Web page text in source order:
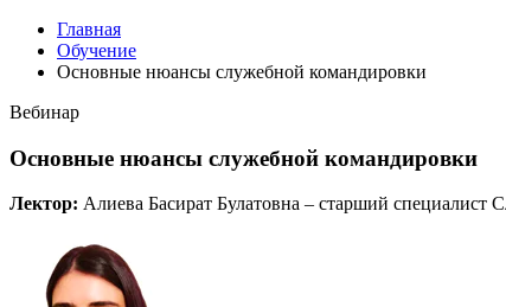
Главная
Обучение
Основные нюансы служебной командировки
Вебинар
Основные нюансы служебной командировки
Лектор: Алиева Басират Булатовна – старший специалист